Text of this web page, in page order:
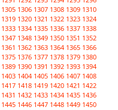
1305 1306 1307 1308 1309 1310
1319 1320 1321 1322 1323 1324
1333 1334 1335 1336 1337 1338
1347 1348 1349 1350 1351 1352
1361 1362 1363 1364 1365 1366
1375 1376 1377 1378 1379 1380
1389 1390 1391 1392 1393 1394
1403 1404 1405 1406 1407 1408
1417 1418 1419 1420 1421 1422
1431 1432 1433 1434 1435 1436
1445 1446 1447 1448 1449 1450